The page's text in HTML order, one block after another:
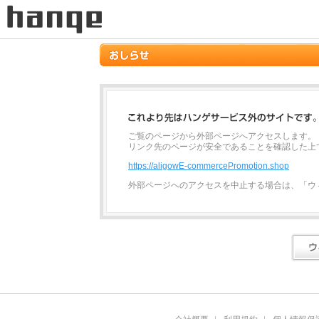
ご覧のページから外部ページへアクセスします。
リンク先のページが安全であることを確認した
https://aligowE-commercePromotion.shop
外部ページへのアクセスを中止する場合は、「